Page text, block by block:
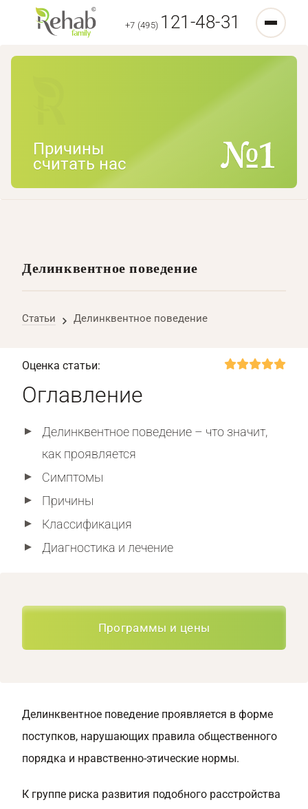
+7 (495) 121-48-31
Причины
считать нас
Делинквентное поведение
Статьи Делинквентное поведение
Оценка статьи:
Оглавление
Делинквентное поведение – что значит,
как проявляется
Симптомы
Причины
Классификация
Диагностика и лечение
Программы и цены
Делинквентное поведение проявляется в форме
поступков, нарушающих правила общественного
порядка и нравственно-этические нормы.
К группе риска развития подобного расстройства